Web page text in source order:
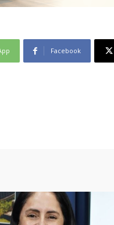
Facebook